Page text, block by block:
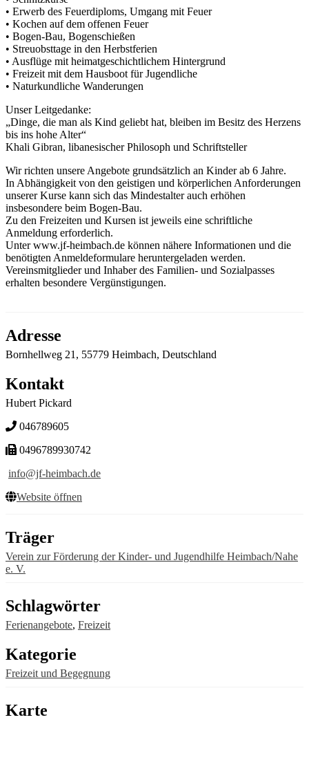
• Erwerb des Feuerdiploms, Umgang mit Feuer
• Kochen auf dem offenen Feuer
• Bogen-Bau, Bogenschießen
• Streuobsttage in den Herbstferien
• Ausflüge mit heimatgeschichtlichem Hintergrund
• Freizeit mit dem Hausboot für Jugendliche
• Naturkundliche Wanderungen
Unser Leitgedanke:
„Dinge, die man als Kind geliebt hat, bleiben im Besitz des Herzens
bis ins hohe Alter“
Khali Gibran, libanesischer Philosoph und Schriftsteller
Wir richten unsere Angebote grundsätzlich an Kinder ab 6 Jahre.
In Abhängigkeit von den geistigen und körperlichen Anforderungen
unserer Kurse kann sich das Mindestalter auch erhöhen
insbesondere beim Bogen-Bau.
Zu den Freizeiten und Kursen ist jeweils eine schriftliche
Anmeldung erforderlich.
Unter www.jf-heimbach.de können nähere Informationen und die
benötigten Anmeldeformulare heruntergeladen werden.
Vereinsmitglieder und Inhaber des Familien- und Sozialpasses
erhalten besondere Vergünstigungen.
Adresse
Bornhellweg 21, 55779 Heimbach, Deutschland
Kontakt
Hubert Pickard
046789605
0496789930742
info@jf-heimbach.de
Website öffnen
Träger
Verein zur Förderung der Kinder- und Jugendhilfe Heimbach/Nahe
e. V.
Schlagwörter
Ferienangebote, Freizeit
Kategorie
Freizeit und Begegnung
Karte